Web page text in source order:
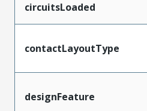
circuitsLoaded
contactLayoutType
designFeature